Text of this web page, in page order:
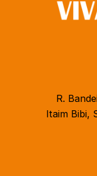
R.
Itaim Bibi,